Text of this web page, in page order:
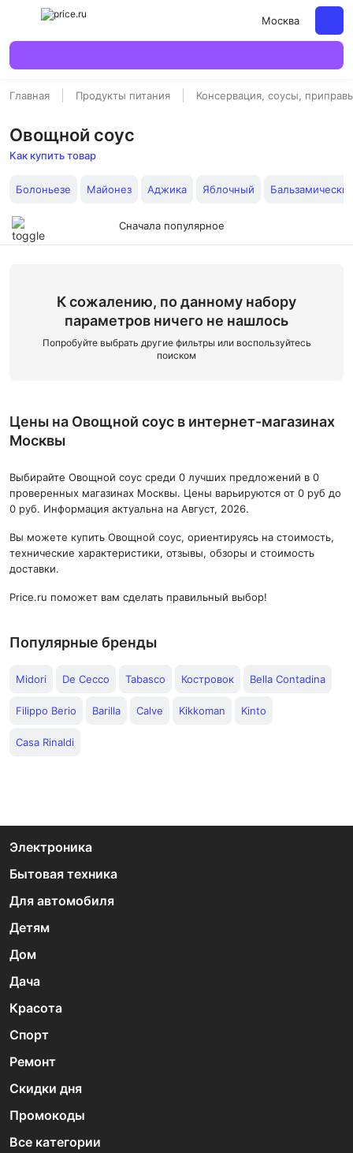
Москва
Главная Продукты питания Консервация, соусы,
Овощной соус
Как купить товар
Болоньезе Майонез Аджика Яблочный
Сначала популярное
К сожалению, по данному набору
параметров ничего не нашлось
Попробуйте выбрать другие фильтры или воспользуйтесь
поиском
Цены на Овощной соус в интернет-магазинах
Москвы
Выбирайте Овощной соус среди 0 лучших предложений в 0
проверенных магазинах Москвы. Цены варьируются от 0 руб до
0 руб. Информация актуальна на Август, 2026.
Вы можете купить Овощной соус, ориентируясь на стоимость,
технические характеристики, отзывы, обзоры и стоимость
доставки.
Price.ru поможет вам сделать правильный выбор!
Популярные бренды
Midori De Cecco Tabasco Костровок Bella Contadina
Filippo Berio Barilla Calve Kikkoman Kinto
Casa Rinaldi
Электроника
Бытовая техника
Для автомобиля
Детям
Дом
Дача
Красота
Спорт
Ремонт
Скидки дня
Промокоды
Все категории